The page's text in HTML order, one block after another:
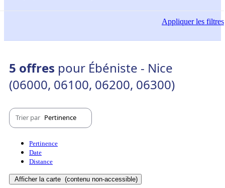
Appliquerles filtres
5 offres pour Ébéniste - Nice
(06000, 06100, 06200, 06300)
Trier par Pertinence
Pertinence
Date
Distance
Afficher la carte (contenu non-accessible)